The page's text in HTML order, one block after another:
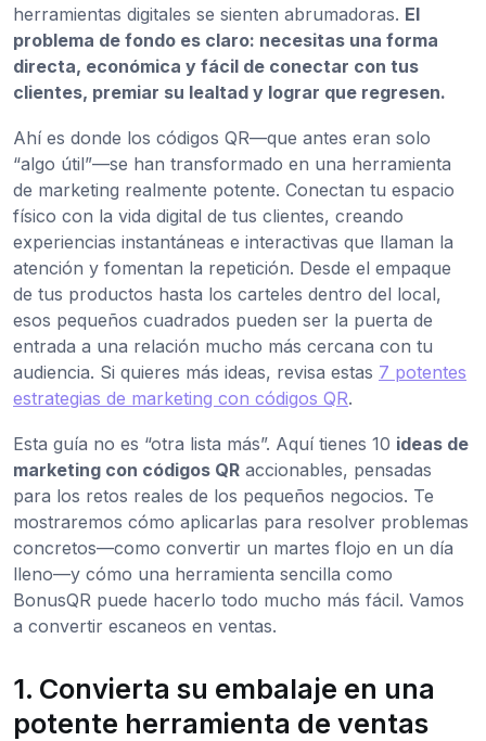
herramientas digitales se sienten abrumadoras. El
problema de fondo es claro: necesitas una forma
directa, económica y fácil de conectar con tus
clientes, premiar su lealtad y lograr que regresen.
Ahí es donde los códigos QR—que antes eran solo
“algo útil”—se han transformado en una herramienta
de marketing realmente potente. Conectan tu espacio
físico con la vida digital de tus clientes, creando
experiencias instantáneas e interactivas que llaman la
atención y fomentan la repetición. Desde el empaque
de tus productos hasta los carteles dentro del local,
esos pequeños cuadrados pueden ser la puerta de
entrada a una relación mucho más cercana con tu
audiencia. Si quieres más ideas, revisa estas 7 potentes
estrategias de marketing con códigos QR.
Esta guía no es “otra lista más”. Aquí tienes 10 ideas de
marketing con códigos QR accionables, pensadas
para los retos reales de los pequeños negocios. Te
mostraremos cómo aplicarlas para resolver problemas
concretos—como convertir un martes flojo en un día
lleno—y cómo una herramienta sencilla como
BonusQR puede hacerlo todo mucho más fácil. Vamos
a convertir escaneos en ventas.
1. Convierta su embalaje en una
potente herramienta de ventas